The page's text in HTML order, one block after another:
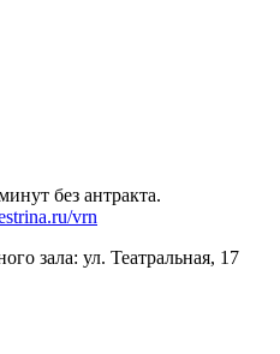
без антракта.
vrn
зала: ул. Театральная, 17